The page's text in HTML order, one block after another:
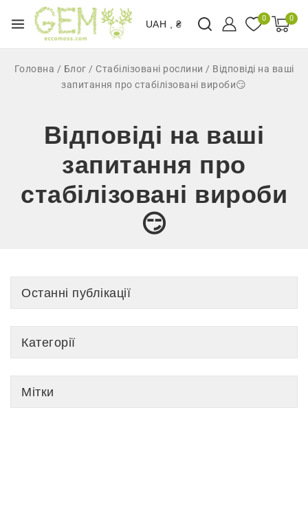
UAH , ₴
0 0
Головна / Блог / Стабілізовані рослини / Відповіді на ваші
запитання про стабілізовані вироби😏
Відповіді на ваші
запитання про
стабілізовані вироби
😏
Останні публікації
Категорії
Мітки